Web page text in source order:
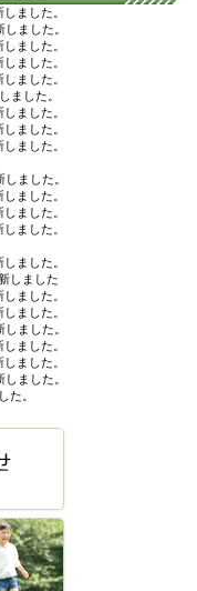
しました。
しました。
しました。
しました。
しました。
ました。
しました。
しました。
しました。
しました。
しました。
しました。
しました。
しました。
しました
しました。
しました。
しました。
しました。
しました。
しました。
た。